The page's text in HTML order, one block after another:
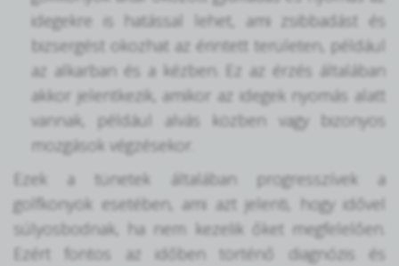
idegekre is hatással lehet, ami zsibbadást és
bizsergést okozhat az érintett területen, például
az alkarban és a kézben. Ez az érzés általában
akkor jelentkezik, amikor az idegek nyomás alatt
vannak, például alvás közben vagy bizonyos
mozgások végzésekor.
Ezek a tünetek általában progresszívek a
golfkönyök esetében, ami azt jelenti, hogy idővel
súlyosbodnak, ha nem kezelik őket megfelelően.
Ezért fontos az időben történő diagnózis és